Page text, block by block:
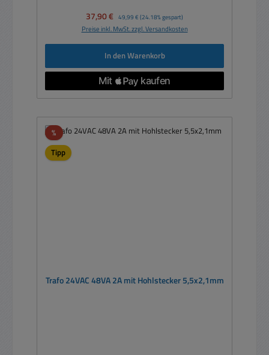
Verkaufspreis:
37,90 € Regulärer Preis:
49,99 € (24.18% gespart)
Preise inkl. MwSt. zzgl. Versandkosten
In den Warenkorb
%Rabatt
Tipp
Trafo 24VAC 48VA 2A mit Hohlstecker 5,5x2,1mm